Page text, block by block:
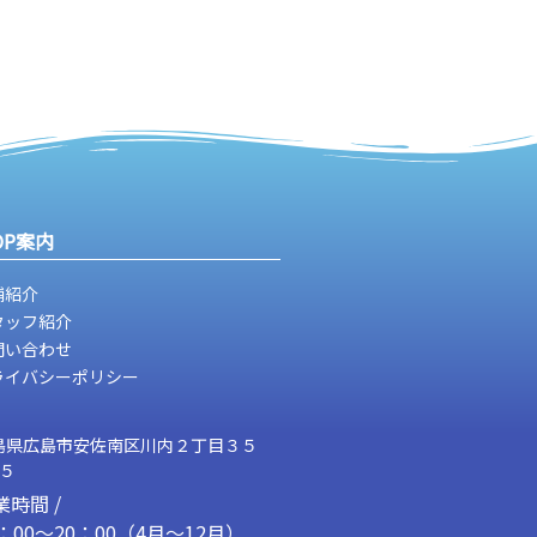
案内
紹介
ッフ紹介
合わせ
イバシーポリシー
県広島市安佐南区川内２丁目３５
時間 /